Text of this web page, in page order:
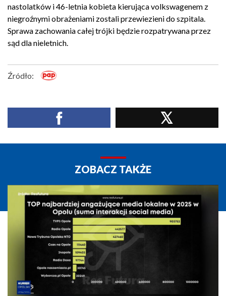
nastolatków i 46-letnia kobieta kierująca volkswagenem z
niegroźnymi obrażeniami zostali przewiezieni do szpitala.
Sprawa zachowania całej trójki będzie rozpatrywana przez
sąd dla nieletnich.
Źródło:
ZOBACZ TAKŻE